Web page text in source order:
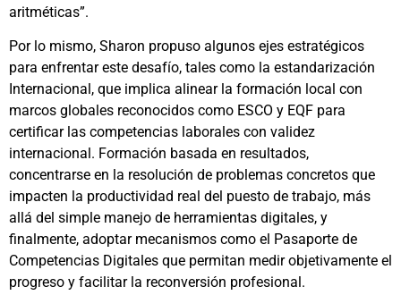
aritméticas”.
Por lo mismo, Sharon propuso algunos ejes estratégicos
para enfrentar este desafío, tales como la estandarización
Internacional, que implica alinear la formación local con
marcos globales reconocidos como ESCO y EQF para
certificar las competencias laborales con validez
internacional. Formación basada en resultados,
concentrarse en la resolución de problemas concretos que
impacten la productividad real del puesto de trabajo, más
allá del simple manejo de herramientas digitales, y
finalmente, adoptar mecanismos como el Pasaporte de
Competencias Digitales que permitan medir objetivamente el
progreso y facilitar la reconversión profesional.